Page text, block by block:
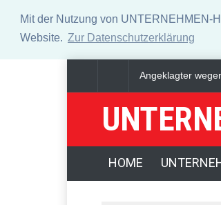
Mit der Nutzung von UNTERNEHMEN-
Website. Zur Datenschutzerklärung
Saudi-Arabien,
HOME